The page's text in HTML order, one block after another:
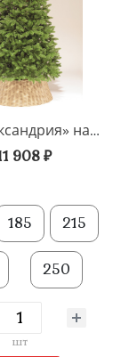
Ель «Александрия» напольная
908 ₽
185 215
250
шт